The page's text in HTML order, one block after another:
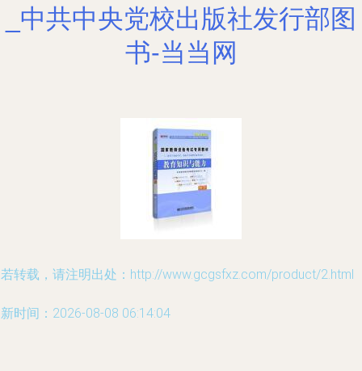
_中共中央党校出版社发行部图
书-当当网
转载，请注明出处：http://www.gcgsfxz.com/product/2.html
时间：2026-08-08 06:14:04